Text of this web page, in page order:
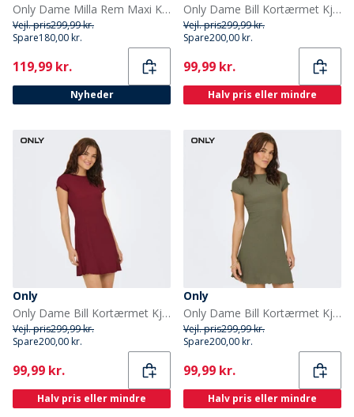
Only Dame Milla Rem Maxi Kjole Cloud Dancer
Vejl. pris299,99 kr.
Spare180,00 kr.
Current
119,99 kr.
Nyheder
Only Dame Bill Kortærmet Kjole Sort
Vejl. pris299,99 kr.
Spare200,00 kr.
Current
99,99 kr.
Halv pris eller mindre
Only
Only Dame Bill Kortærmet Kjole Ruby Wine
Vejl. pris299,99 kr.
Spare200,00 kr.
Current
99,99 kr.
Halv pris eller mindre
Only
Only Dame Bill Kortærmet Kjole Mermaid
Vejl. pris299,99 kr.
Spare200,00 kr.
Current
99,99 kr.
Halv pris eller mindre